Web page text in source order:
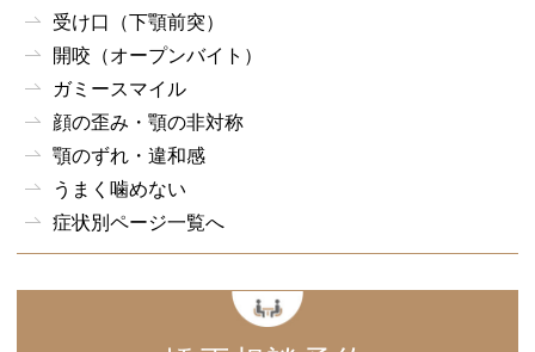
受け口（下顎前突）
開咬（オープンバイト）
ガミースマイル
顔の歪み・顎の非対称
顎のずれ・違和感
うまく噛めない
症状別ページ一覧へ